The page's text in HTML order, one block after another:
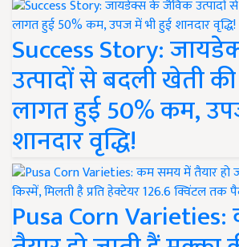
Success Story:
उत्पादों से बदली खेती
लागत हुई 50% कम,
शानदार वृद्धि!
Pusa Corn